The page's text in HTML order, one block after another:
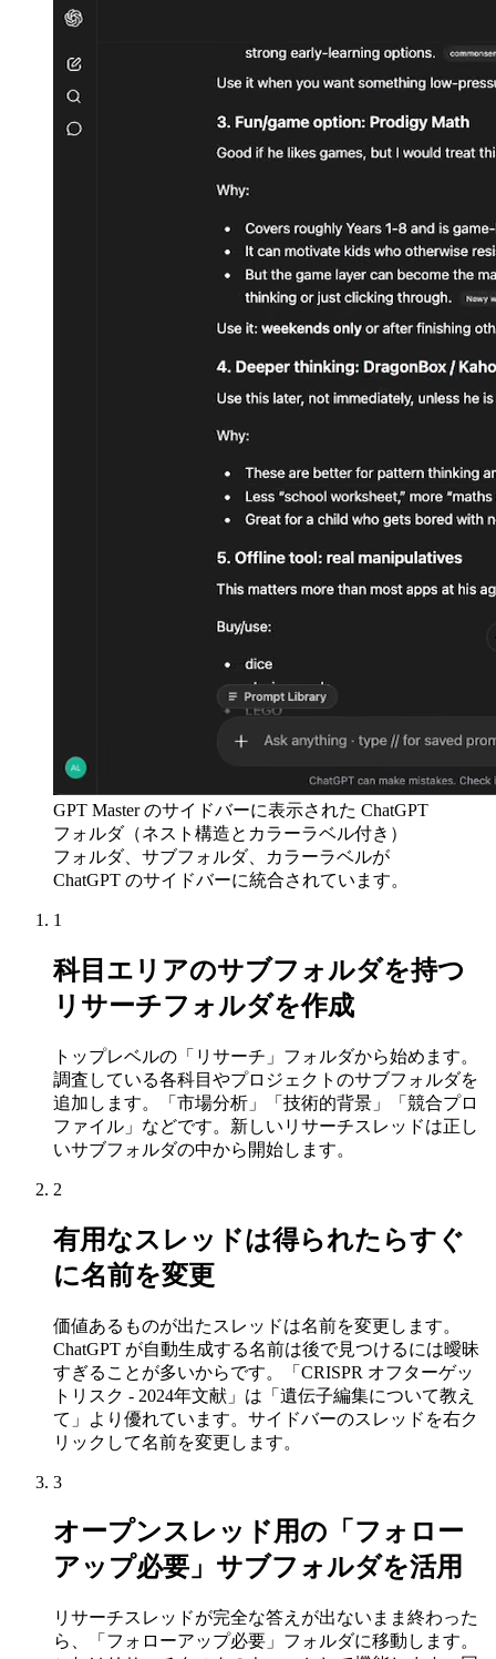
GPT Master のサイドバーに表示された ChatGPT
フォルダ（ネスト構造とカラーラベル付き）
フォルダ、サブフォルダ、カラーラベルが
ChatGPT のサイドバーに統合されています。
1
科目エリアのサブフォルダを持つ
リサーチフォルダを作成
トップレベルの「リサーチ」フォルダから始めます。
調査している各科目やプロジェクトのサブフォルダを
追加します。「市場分析」「技術的背景」「競合プロ
ファイル」などです。新しいリサーチスレッドは正し
いサブフォルダの中から開始します。
2
有用なスレッドは得られたらすぐ
に名前を変更
価値あるものが出たスレッドは名前を変更します。
ChatGPT が自動生成する名前は後で見つけるには曖昧
すぎることが多いからです。「CRISPR オフターゲッ
トリスク - 2024年文献」は「遺伝子編集について教え
て」より優れています。サイドバーのスレッドを右ク
リックして名前を変更します。
3
オープンスレッド用の「フォロー
アップ必要」サブフォルダを活用
リサーチスレッドが完全な答えが出ないまま終わった
ら、「フォローアップ必要」フォルダに移動します。